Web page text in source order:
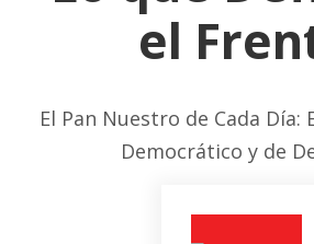
el
El Pan Nuestro de Cada Día:
Democrático y de